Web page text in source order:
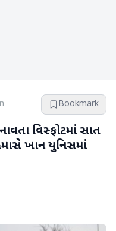
Bookmark
વિસ્ફોટમાં સાત
ખાન યુનિસમાં